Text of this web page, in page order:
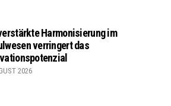
Harmonisierung im
verringert das
2026